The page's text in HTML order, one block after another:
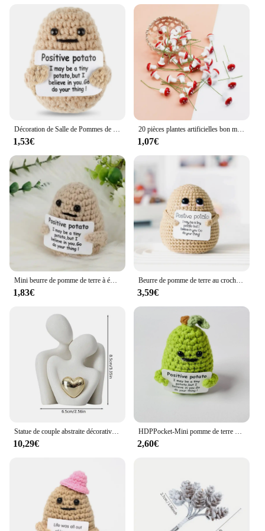
Décoration de Salle de Pommes de Terre à Massage Positive, Mini Laine en Peluche Faite à la Main, Beurre Ogo avec Carte, Cadeau de Noël Amusant
1,53€
20 pièces plantes artificielles bon marché faux champignon décorations de noël pour la maison mariage Scrapbooking bricolage broche cadeaux boîte mousse Pompon
1,07€
1,83€
Beurre de pomme de terre au crochet, gros cul personnalisé, décoration de chambre, décoration de maison, Noël, anniversaire, cadeau de fête d'amis, mignon, positif
3,59€
10,29€ 2,60€